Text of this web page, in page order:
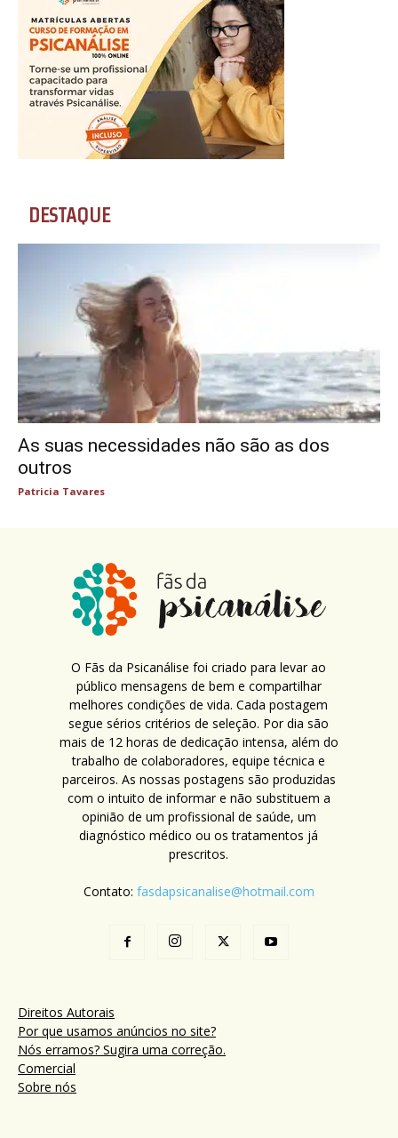
DESTAQUE
As suas necessidades não são as dos
outros
Patricia Tavares
O Fãs da Psicanálise foi criado para levar ao
público mensagens de bem e compartilhar
melhores condições de vida. Cada postagem
segue sérios critérios de seleção. Por dia são
mais de 12 horas de dedicação intensa, além do
trabalho de colaboradores, equipe técnica e
parceiros. As nossas postagens são produzidas
com o intuito de informar e não substituem a
opinião de um profissional de saúde, um
diagnóstico médico ou os tratamentos já
prescritos.
Contato: fasdapsicanalise@hotmail.com
Direitos Autorais
Por que usamos anúncios no site?
Nós erramos? Sugira uma correção.
Comercial
Sobre nós